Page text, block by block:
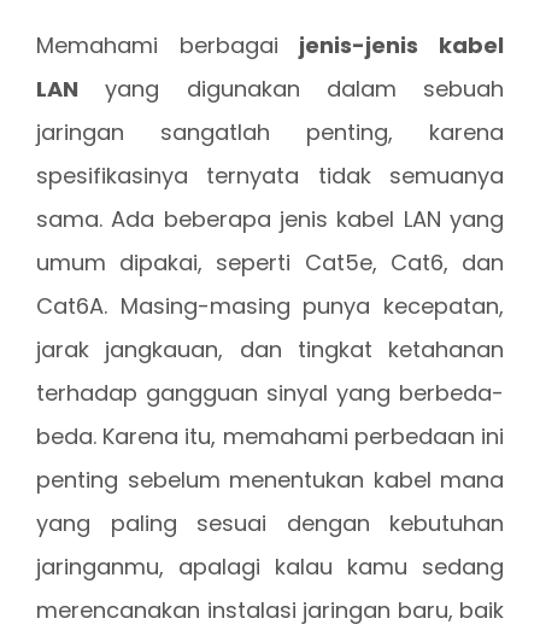
Memahami berbagai jenis-jenis kabel
LAN yang digunakan dalam sebuah
jaringan sangatlah penting, karena
spesifikasinya ternyata tidak semuanya
sama. Ada beberapa jenis kabel LAN yang
umum dipakai, seperti Cat5e, Cat6, dan
Cat6A. Masing-masing punya kecepatan,
jarak jangkauan, dan tingkat ketahanan
terhadap gangguan sinyal yang berbeda-
beda. Karena itu, memahami perbedaan ini
penting sebelum menentukan kabel mana
yang paling sesuai dengan kebutuhan
jaringanmu, apalagi kalau kamu sedang
merencanakan instalasi jaringan baru, baik